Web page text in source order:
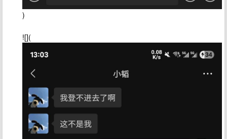
)
![](